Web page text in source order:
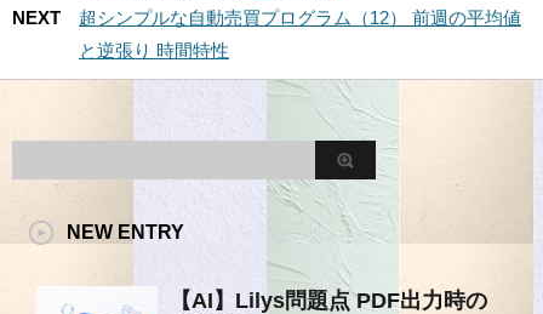
NEXT
超シンプルな自動売買プログラム（12） 前週の平均値
と逆張り 時間特性
NEW ENTRY
【AI】Lilys問題点 PDF出力時の